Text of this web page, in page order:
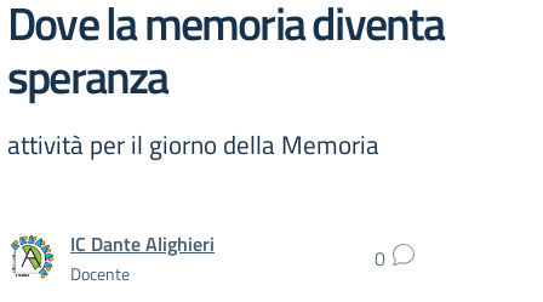
Dove la memoria diventa
speranza
attività per il giorno della Memoria
IC Dante Alighieri
Docente 0